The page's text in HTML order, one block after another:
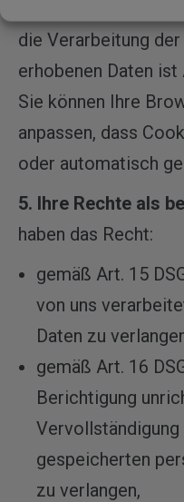
die Verarbeitung
erhobenen Daten ist
Sie können Ihre
anpassen, dass
oder automatisch
5. Ihre Rechte als
haben das Recht:
gemäß Art. 15
von uns
Daten zu
gemäß Art. 16
Berichtigung
Vervollständigung
gespeicherten
zu verlangen,